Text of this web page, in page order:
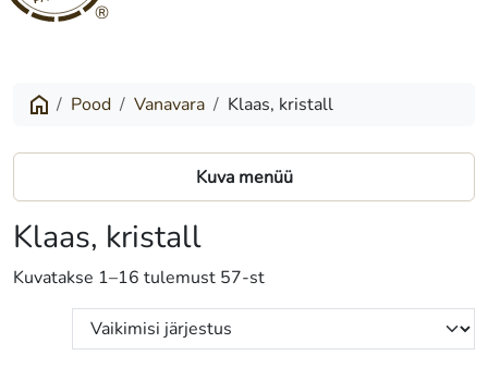
®
Pood Vanavara Klaas, kristall
Kuva menüü
Klaas, kristall
Kuvatakse 1–16 tulemust 57-st